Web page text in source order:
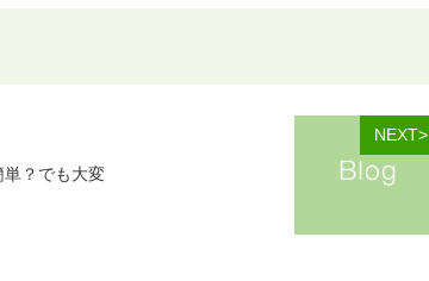
NEXT>
単？でも大変